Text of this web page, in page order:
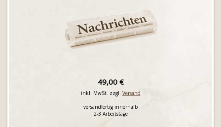
49,00 €
inkl. MwSt. zzgl. Versand
versandfertig innerhalb
2-3 Arbeitstage